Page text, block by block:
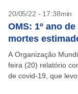
20/05/22 - 17:38min
OMS: 1º ano
mortes
A Organização
feira (20) relatório
de covid-19, que